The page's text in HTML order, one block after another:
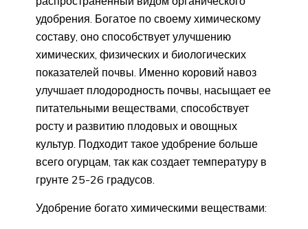
удобрения. Богатое по своему химическому
составу, оно способствует улучшению
химических, физических и биологических
показателей почвы. Именно коровий навоз
улучшает плодородность почвы, насыщает ее
питательными веществами, способствует
росту и развитию плодовых и овощных
культур. Подходит такое удобрение больше
всего огурцам, так как создает температуру в
грунте 25-26 градусов.
Удобрение богато химическими веществами: